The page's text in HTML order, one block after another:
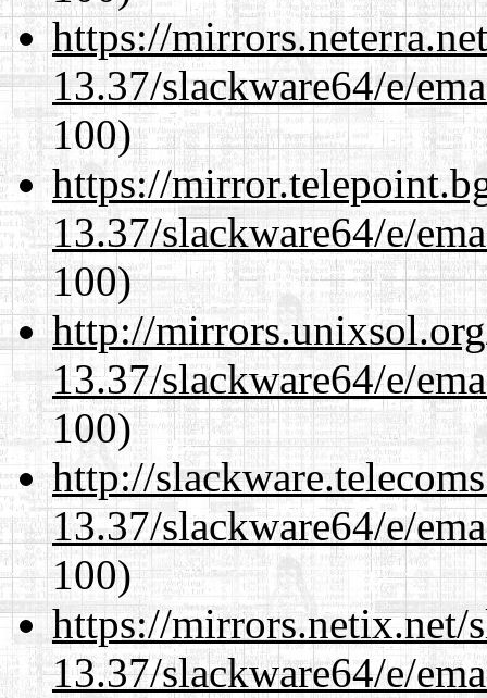
https://
13.37/slackware64/e/
100)
https://
13.37/slackware64/e/
100)
http://
13.37/slackware64/e/
100)
http://
13.37/slackware64/e/
100)
https://mirrors.netix.net/
13.37/slackware64/e/